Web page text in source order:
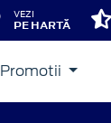
VEZI
PE HARTĂ
Promotii